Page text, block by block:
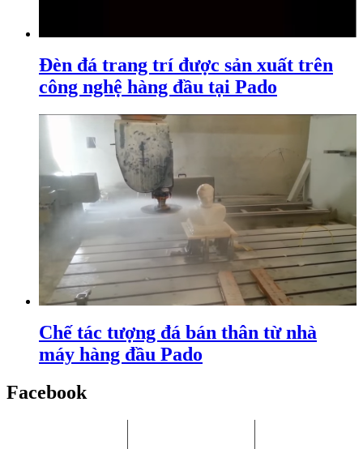
Đèn đá trang trí được sản xuất trên
công nghệ hàng đầu tại Pado
Chế tác tượng đá bán thân từ nhà
máy hàng đầu Pado
Facebook